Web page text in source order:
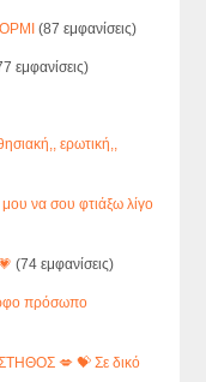
(87 εμφανίσεις)
εμφανίσεις)
ερωτική,,
μου να σου φτιάξω λίγο
(74 εμφανίσεις)
πρόσωπο
💋 💝 Σε δικό